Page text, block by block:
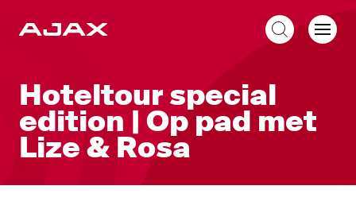
Hoteltour special
edition | Op pad met
Lize & Rosa